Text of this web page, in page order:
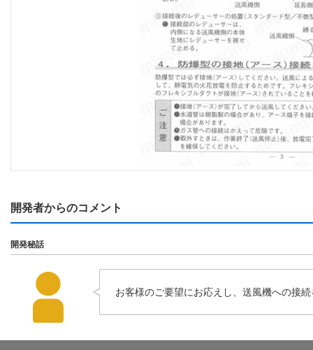
開発者からのコメント
開発秘話
お客様のご要望にお応えし、送風機への接